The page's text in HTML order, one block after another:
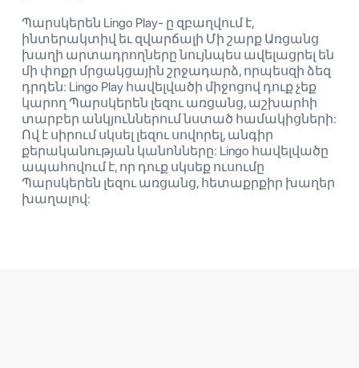
Պարսկերեն Lingo Play- ը զբաղվում է,
ինտերակտիվ եւ զվարճալի Մի շարք Առցանց
խաղի արտադրողները նույնպես ավելացրել են
մի փոքր մրցակցային շրջադարձ, որպեսզի ձեզ
դրդեն: Lingo Play հավելվածի միջոցով դուք չեք
կարող Պարսկերեն լեզու առցանց, աշխարհի
տարբեր անկյուններում նստած համակիցների:
Ով է սիրում սկսել լեզու սովորել, անգիր
քերականության կանոնները: Lingo հավելվածը
ապահովում է, որ դուք սկսեք ուսումը
Պարսկերեն լեզու առցանց, հետաքրքիր խաղեր
խաղալով: